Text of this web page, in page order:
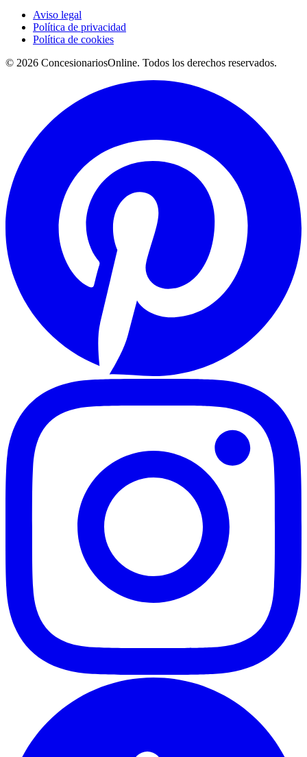
Aviso legal
Política de privacidad
Política de cookies
© 2026 ConcesionariosOnline. Todos los derechos reservados.